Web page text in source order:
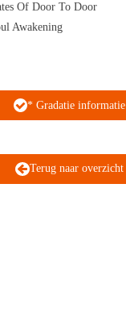
Of Door To Door
Awakening
* Gradatie informatie
Terug naar overzicht